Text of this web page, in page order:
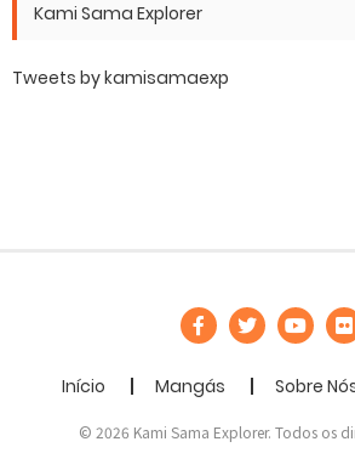
Kami Sama Explorer
Tweets by kamisamaexp
Início Mangás Sobre
© 2026 Kami Sama Explorer. Todos os